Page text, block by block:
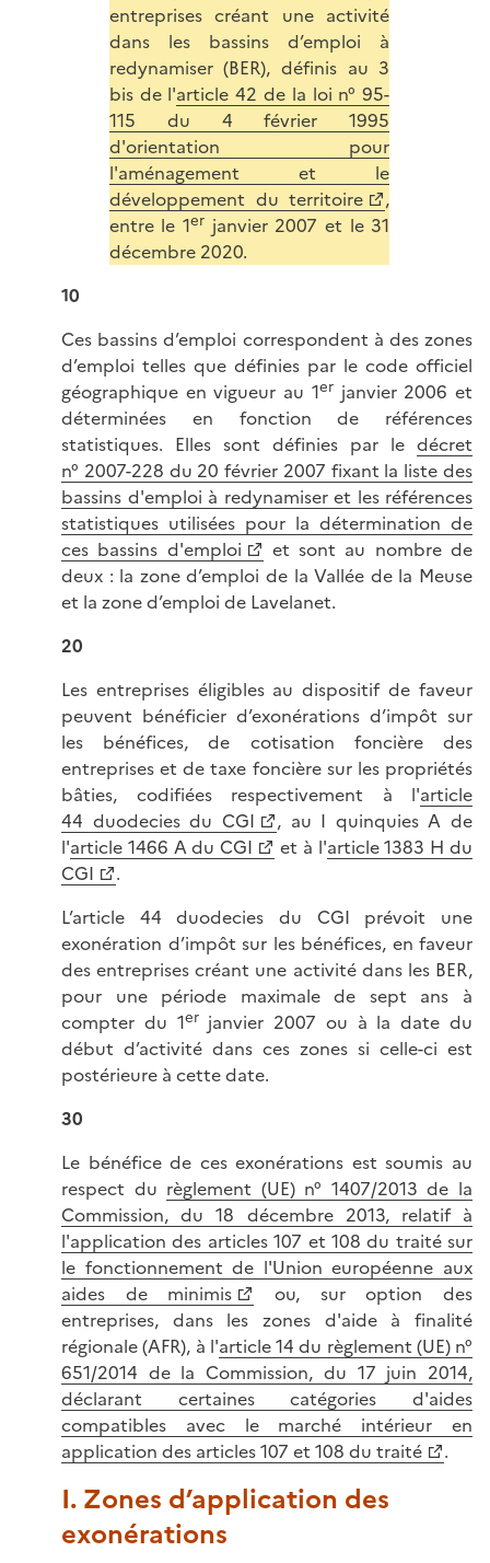
entreprises créant une activité
dans les bassins d’emploi à
redynamiser (BER), définis au 3
bis de l'article 42 de la loi n° 95-
115 du 4 février 1995
d'orientation pour
l'aménagement et le
développement du territoire
,
entre le 1er janvier 2007 et le 31
décembre 2020.
10
Ces bassins d’emploi correspondent à des zones
d’emploi telles que définies par le code officiel
géographique en vigueur au 1erjanvier 2006 et
déterminées en fonction de références
statistiques. Elles sont définies par le décret
n° 2007-228 du 20 février 2007 fixant la liste des
bassins d'emploi à redynamiser et les références
statistiques utilisées pour la détermination de
ces bassins d'emploi
et sont au nombre de
deux : la zone d’emploi de la Vallée de la Meuse
et la zone d’emploi de Lavelanet.
20
Les entreprises éligibles au dispositif de faveur
peuvent bénéficier d’exonérations d’impôt sur
les bénéfices, de cotisation foncière des
entreprises et de taxe foncière sur les propriétés
bâties, codifiées respectivement à l'article
44 duodecies du CGI
, au I quinquies A de
l'article 1466 A du CGI et à l'article 1383 H du
CGI
.
L’article 44 duodecies du CGI prévoit une
exonération d’impôt sur les bénéfices, en faveur
des entreprises créant une activité dans les BER,
pour une période maximale de sept ans à
compter du 1erjanvier 2007 ou à la date du
début d’activité dans ces zones si celle-ci est
postérieure à cette date.
30
Le bénéfice de ces exonérations est soumis au
respect du règlement (UE) n° 1407/2013 de la
Commission, du 18 décembre 2013, relatif à
l'application des articles 107 et 108 du traité sur
le fonctionnement de l'Union européenne aux
aides de minimis
ou, sur option des
entreprises, dans les zones d'aide à finalité
régionale (AFR), à l'article 14 du règlement (UE) n°
651/2014 de la Commission, du 17 juin 2014,
déclarant certaines catégories d'aides
compatibles avec le marché intérieur en
application des articles 107 et 108 du traité
.
I. Zones d’application des
exonérations